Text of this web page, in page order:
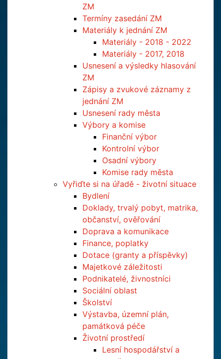
ZM
Termíny zasedání ZM
Materiály k jednání ZM
Materiály - 2018 - 2022
Materiály - 2017, 2018
Usnesení a výsledky hlasování
ZM
Zápisy a zvukové záznamy z
jednání ZM
Usnesení rady města
Výbory a komise
Finanční výbor
Kontrolní výbor
Osadní výbory
Komise rady města
Vyřiďte si na úřadě - životní situace
Bydlení
Doklady, trvalý pobyt, matrika,
občanství, ověřování
Doprava a komunikace
Finance, poplatky
Dotace (granty a příspěvky)
Majetkové záležitosti
Podnikatelé, živnostníci
Sociální oblast
Školství
Výstavba, územní plán,
památková péče
Životní prostředí
Lesní hospodářství a